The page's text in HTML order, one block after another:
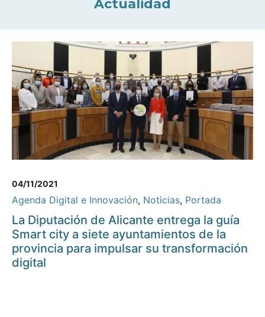
Actualidad
04/11/2021
Agenda Digital e Innovación, Noticias, Portada
La Diputación de Alicante entrega la guía
Smart city a siete ayuntamientos de la
provincia para impulsar su transformación
digital